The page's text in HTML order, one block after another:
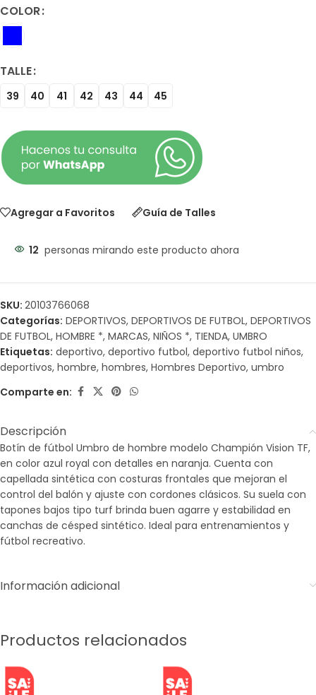
COLOR
TALLE
39 40 41 42 43 44 45
Agregar a Favoritos Guía de Talles
12 personas mirando este producto ahora
SKU: 20103766068
Categorías: DEPORTIVOS, DEPORTIVOS DE FUTBOL, DEPORTIVOS
DE FUTBOL, HOMBRE *, MARCAS, NIÑOS *, TIENDA, UMBRO
Etiquetas: deportivo, deportivo futbol, deportivo futbol niños,
deportivos, hombre, hombres, Hombres Deportivo, umbro
Comparte en:
Descripción
Botín de fútbol Umbro de hombre modelo Champión Vision TF,
en color azul royal con detalles en naranja. Cuenta con
capellada sintética con costuras frontales que mejoran el
control del balón y ajuste con cordones clásicos. Su suela con
tapones bajos tipo turf brinda buen agarre y estabilidad en
canchas de césped sintético. Ideal para entrenamientos y
fútbol recreativo.
Información adicional
Productos relacionados